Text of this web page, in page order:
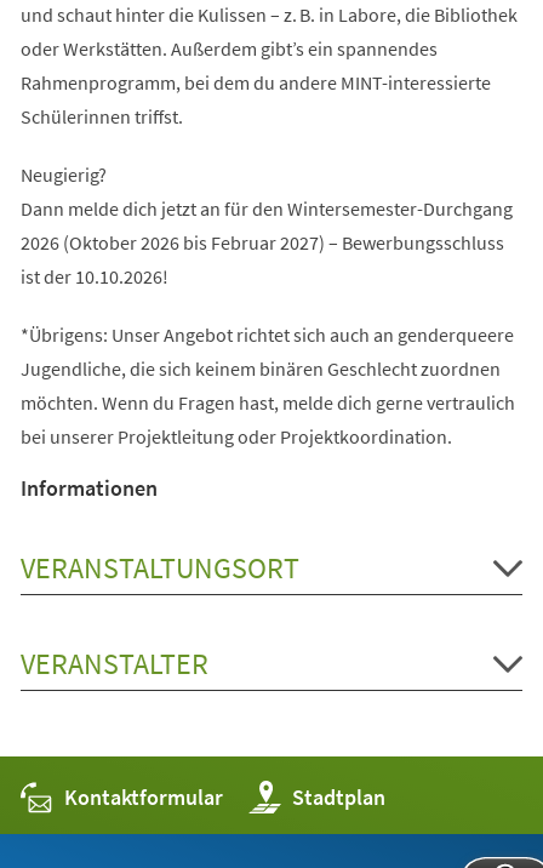
und schaut hinter die Kulissen – z. B. in Labore, die Bibliothek
oder Werkstätten. Außerdem gibt’s ein spannendes
Rahmenprogramm, bei dem du andere MINT-interessierte
Schülerinnen triffst.
Neugierig?
Dann melde dich jetzt an für den Wintersemester-Durchgang
2026 (Oktober 2026 bis Februar 2027) – Bewerbungsschluss
ist der 10.10.2026!
*Übrigens: Unser Angebot richtet sich auch an genderqueere
Jugendliche, die sich keinem binären Geschlecht zuordnen
möchten. Wenn du Fragen hast, melde dich gerne vertraulich
bei unserer Projektleitung oder Projektkoordination.
Informationen
VERANSTALTUNGSORT
VERANSTALTER
Kontaktformular Stadtplan
(Öffnet
in
einem